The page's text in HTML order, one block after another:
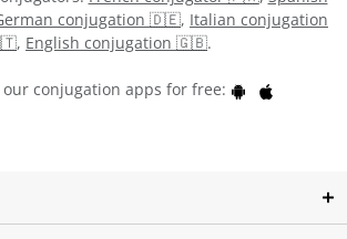
conjugation 🇩🇪, Italian conjugation
, English conjugation 🇬🇧.
our conjugation apps for free: